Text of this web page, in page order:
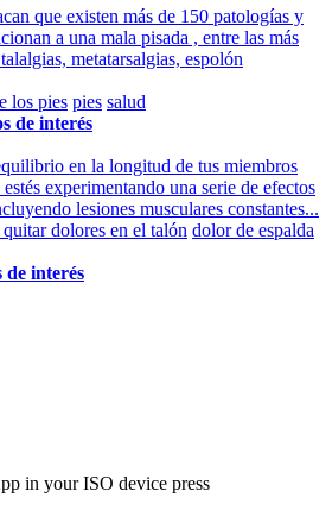
que existen más de 150 patologías y
a una mala pisada , entre las más
metatarsalgias, espolón
los pies pies salud
de interés
en la longitud de tus miembros
experimentando una serie de efectos
lesiones musculares constantes...
dolores en el talón dolor de espalda
interés
in your ISO device press